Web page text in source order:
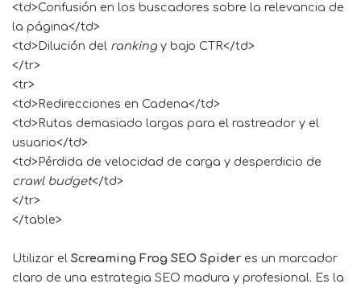
<td>Confusión en los buscadores sobre la relevancia de
la página</td>
<td>Dilución del ranking y bajo CTR</td>
</tr>
<tr>
<td>Redirecciones en Cadena</td>
<td>Rutas demasiado largas para el rastreador y el
usuario</td>
<td>Pérdida de velocidad de carga y desperdicio de
crawl budget</td>
</tr>
</table>
Utilizar el Screaming Frog SEO Spider es un marcador
claro de una estrategia SEO madura y profesional. Es la